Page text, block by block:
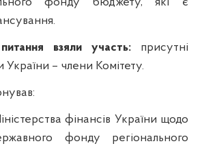
фонду бюджету, які є
взяли участь: присутні
України – члени Комітету.
фінансів України щодо
фонду регіонального